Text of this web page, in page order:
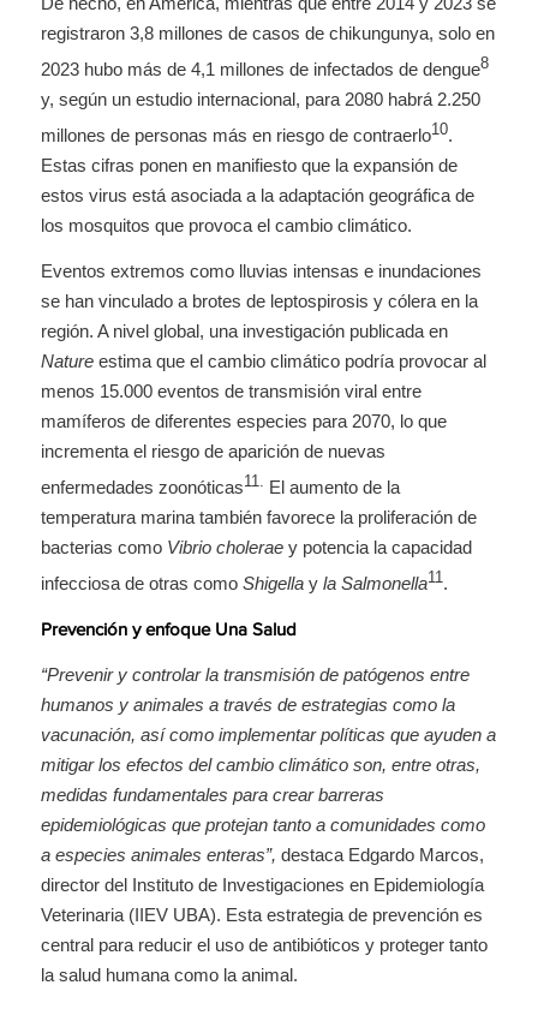
registraron 3,8 millones de casos de chikungunya, solo en
2023 hubo más de 4,1 millones de infectados de dengue8
y, según un estudio internacional, para 2080 habrá 2.250
millones de personas más en riesgo de contraerlo10.
Estas cifras ponen en manifiesto que la expansión de
estos virus está asociada a la adaptación geográfica de
los mosquitos que provoca el cambio climático.
Eventos extremos como lluvias intensas e inundaciones
se han vinculado a brotes de leptospirosis y cólera en la
región. A nivel global, una investigación publicada en
Natureestima que el cambio climático podría provocar al
menos 15.000 eventos de transmisión viral entre
mamíferos de diferentes especies para 2070, lo que
incrementa el riesgo de aparición de nuevas
enfermedades zoonóticas11.
El aumento de la
temperatura marina también favorece la proliferación de
bacterias como Vibrio choleraey potencia la capacidad
infecciosa de otras como Shigellay la Salmonella11.
Prevención y enfoque Una Salud
“Prevenir y controlar la transmisión de patógenos entre
humanos y animales a través de estrategias como la
vacunación, así como implementar políticas que ayuden a
mitigar los efectos del cambio climático son, entre otras,
medidas fundamentales para crear barreras
epidemiológicas que protejan tanto a comunidades como
a especies animales enteras”, destaca Edgardo Marcos,
director del Instituto de Investigaciones en Epidemiología
Veterinaria (IIEV UBA). Esta estrategia de prevención es
central para reducir el uso de antibióticos y proteger tanto
la salud humana como la animal.